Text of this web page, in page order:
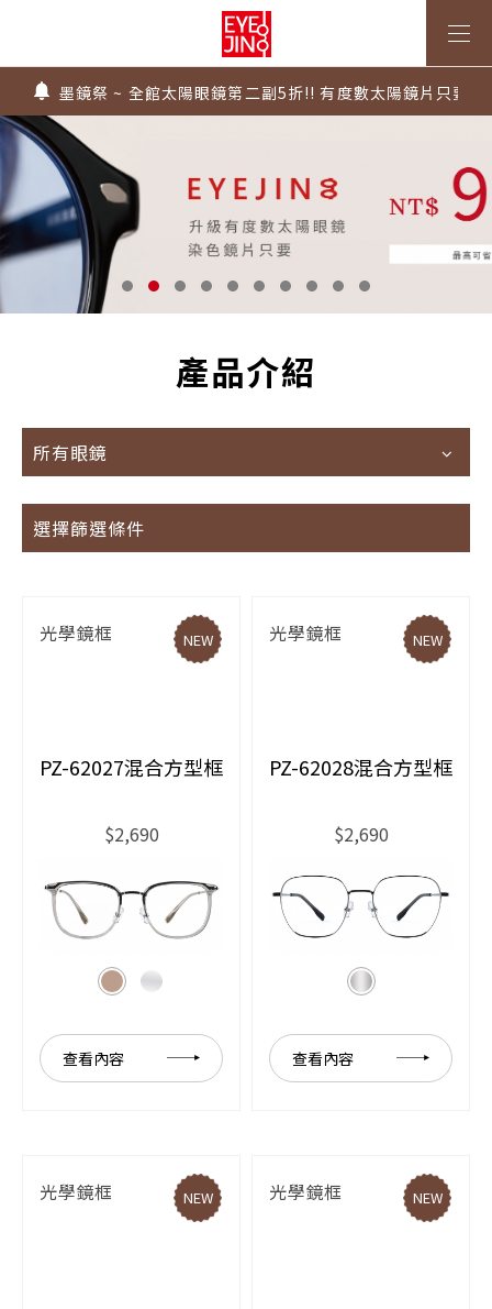
上傳處方，建立度數即贈 $300 優惠券！
不知道度數也能配鏡～愛鏡合作門市全台啟動中
墨鏡祭 ~ 全館太陽眼鏡第二副5折!! 有度數太陽鏡片只要
Super Sale！精選鏡框 6 折起！
1.61 / 1.67 濾藍光「配到好」，只要 $2730 起！
上傳處方，建立度數即贈 $300 優惠券！
不知道度數也能配鏡～愛鏡合作門市全台啟動中
產品介紹
所有眼鏡
選擇篩選條件
光學鏡框 NEW
PZ-62027混合方型框
$2,690
查看內容
光學鏡框 NEW
PZ-62028混合方型框
$2,690
查看內容
光學鏡框 NEW 光學鏡框 NEW